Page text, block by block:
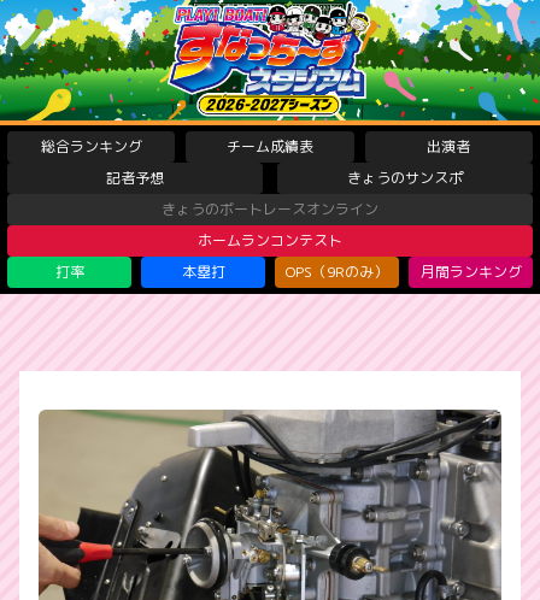
総合ランキング チーム成績表
出演者
記者予想
きょうのサンスポ
きょうのボートレースオンライン
ホームランコンテスト
打率
本塁打 OPS（9Rのみ） 月間ランキング